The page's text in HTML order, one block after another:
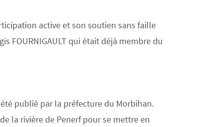
active et son soutien sans faille
FOURNIGAULT qui était déjà membre du
publié par la préfecture du Morbihan.
la rivière de Penerf pour se mettre en